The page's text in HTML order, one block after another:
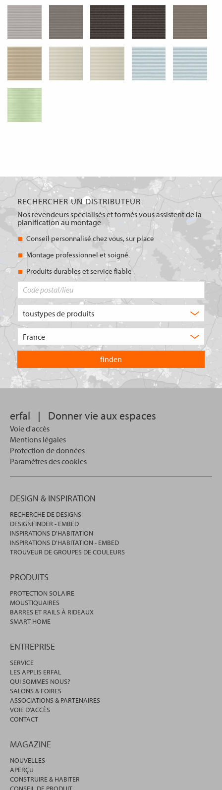
RECHERCHER UN DISTRIBUTEUR
Nos revendeurs spécialisés et formés vous assistent de la
planification au montage
Conseil personnalisé chez vous, sur place
Montage professionnel et soigné
Produits durables et service fiable
de
recherchez-
vous
?
pays
dans
lequel
vous
souhaitez
recherche.
erfal | Donner vie aux espaces
Voie d'accès
Mentions légales
Protection de données
Paramètres des cookies
DESIGN & INSPIRATION
RECHERCHE DE DESIGNS
DESIGNFINDER - EMBED
INSPIRATIONS D'HABITATION
INSPIRATIONS D'HABITATION - EMBED
TROUVEUR DE GROUPES DE COULEURS
PRODUITS
PROTECTION SOLAIRE
MOUSTIQUAIRES
BARRES ET RAILS À RIDEAUX
SMART HOME
ENTREPRISE
SERVICE
LES APPLIS ERFAL
QUI SOMMES NOUS?
SALONS & FOIRES
ASSOCIATIONS & PARTENAIRES
VOIE D'ACCÈS
CONTACT
MAGAZINE
NOUVELLES
APERÇU
CONSTRUIRE & HABITER